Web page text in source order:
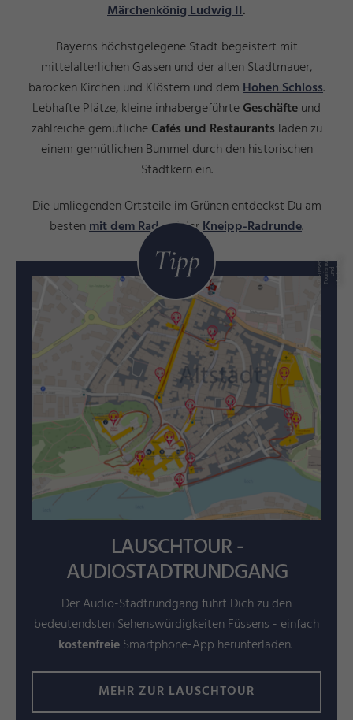
Märchenkönig Ludwig II.
Bayerns höchstgelegene Stadt begeistert mit
mittelalterlichen Gassen und der alten Stadtmauer,
barocken Kirchen und Klöstern und demHohen Schloss.
Lebhafte Plätze, kleine inhabergeführteGeschäfteund
zahlreiche gemütlicheCafés und Restaurants laden zu
einem gemütlichen Bummel durch den historischen
Stadtkern ein.
Die umliegenden Ortsteile im Grünen entdeckst Du am
bestenmit dem Radauf derKneipp-Radrunde.
©
F
ü ss
e
n
T
o
u
ri
s
m
u
s
u
n d
M
a
r
k e
ti
n g
Tipp
LAUSCHTOUR -
AUDIOSTADTRUNDGANG
Der Audio-Stadtrundgang führt Dich zu den
bedeutendsten Sehenswürdigkeiten Füssens - einfach
kostenfreieSmartphone-App herunterladen.
MEHR ZUR LAUSCHTOUR